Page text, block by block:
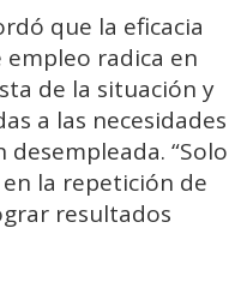
que la eficacia
empleo radica en
de la situación y
a las necesidades
“Solo
la repetición de
resultados